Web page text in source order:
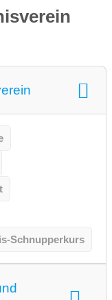
Schnupperkurs